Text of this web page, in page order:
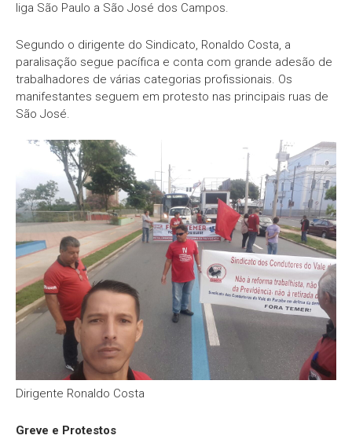
liga São Paulo a São José dos Campos.
Segundo o dirigente do Sindicato, Ronaldo Costa, a
paralisação segue pacífica e conta com grande adesão de
trabalhadores de várias categorias profissionais. Os
manifestantes seguem em protesto nas principais ruas de
São José.
Dirigente Ronaldo Costa
Greve e Protestos